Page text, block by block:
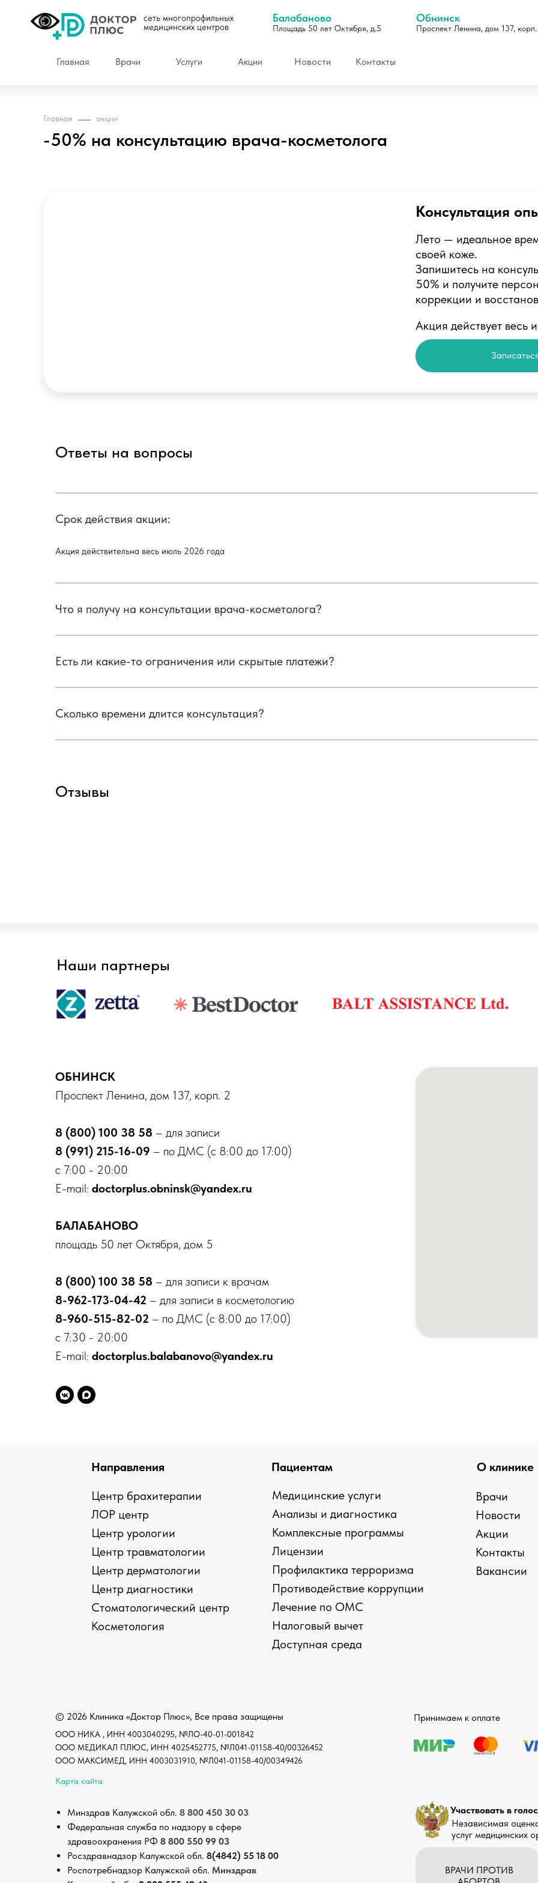
сеть многопрофильных
медицинских центров
Главная Врачи Услуги Акции Новости Контакты
Балабаново
Площадь 50 лет Октября, д.5
Обнинск
Проспект Ленина, дом 137,
Главная акции
-50% на консультацию врача-косметолога
Консультация
Акция действует весь
Лето — идеальное
своей коже.
Запишитесь на
50% и получите
коррекции и
Ответы на вопросы
Срок действия акции:
Акция действительна весь июль 2026 года
Что я получу на консультации врача-косметолога?
Есть ли какие-то ограничения или скрытые платежи?
Сколько времени длится консультация?
Отзывы
Наши партнеры
ОБНИНСК
Проспект Ленина, дом 137, корп. 2
8 (800) 100 38 58 – для записи
8 (991) 215-16-09 – по ДМС (с 8:00 до 17:00)
с 7:00 - 20:00
E-mail: doctorplus.obninsk@yandex.ru
БАЛАБАНОВО
площадь 50 лет Октября, дом 5
8 (800) 100 38 58 – для записи к врачам
8-962-173-04-42 – для записи в косметологию
8-960-515-82-02 – по ДМС (с 8:00 до 17:00)
с 7:30 - 20:00
E-mail: doctorplus.balabanovo@yandex.ru
О клинике
Пациентам
Направления
Врачи
Новости
Акции
Контакты
Вакансии
Медицинские услуги
Анализы и диагностика
Комплексные программы
Лицензии
Профилактика терроризма
Противодействие коррупции
Лечение по ОМС
Налоговый вычет
Доступная среда
Центр брахитерапии
ЛОР центр
Центр урологии
Центр травматологии
Центр дерматологии
Центр диагностики
Стоматологический центр
Косметология
Принимаем к оплате
› › Предупреждение об использовании файлов cookies и сборе статистики
› › Согласие на обработку персональных данных
Независимая
услуг медицинских
Участвовать в
© 2026 Клиника «Доктор Плюс», Все права защищены
ООО МЕДИКАЛ ПЛЮС, ИНН 4025452775, №Л041-01158-40/00326452
ООО НИКА , ИНН 4003040295, №ЛО-40-01-001842
ООО МАКСИМЕД, ИНН 4003031910, №Л041-01158-40/00349426
Карта сайта
Минздрав Калужской обл. 8 800 450 30 03
Федеральная служба по надзору в сфере
здравоохранения РФ 8 800 550 99 03
Росздравнадзор Калужской обл. 8(4842) 55 18 00
Роспотребнадзор Калужской обл. Минздрав
ВРАЧИ ПРОТИВ